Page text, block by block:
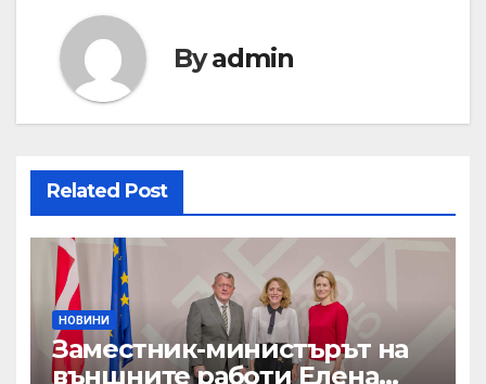
Byadmin
Related Post
НОВИНИ
Заместник-министърът на
външните работи Елена